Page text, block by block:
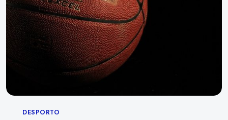
Categories
DESPORTO